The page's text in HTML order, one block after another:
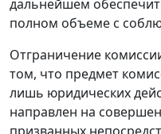
дальнейшем
полном объеме с
Отграничение
том, что предмет
лишь юридических
направлен на